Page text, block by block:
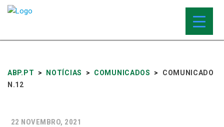
ABP.PT > NOTÍCIAS > COMUNICADOS >
COMUNICADO
N.12
22 NOVEMBRO, 2021